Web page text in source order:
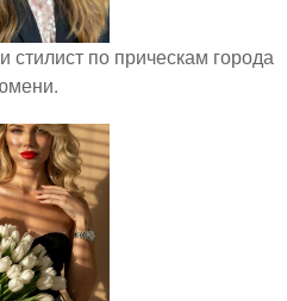
стилист по прическам города